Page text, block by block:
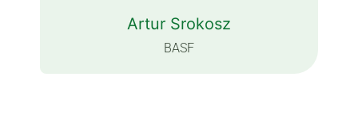
Artur Srokosz
BASF